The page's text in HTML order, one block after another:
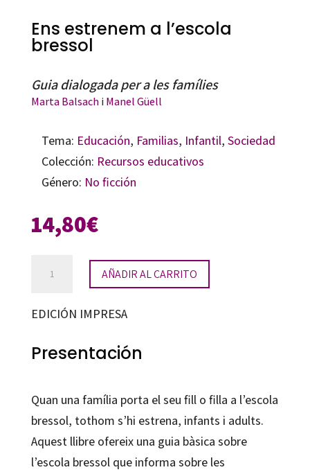
Ens estrenem a l’escola
bressol
Guia dialogada per a les famílies
Marta BalsachiManel Güell
Tema: Educación, Familias, Infantil, Sociedad
Colección: Recursos educativos
Género: No ficción
14,80€
a
bressol
AÑADIR AL CARRITO
EDICIÓN IMPRESA
Presentación
Quan una família porta el seu fill o filla a l’escola
bressol, tothom s’hi estrena, infants i adults.
Aquest llibre ofereix una guia bàsica sobre
l’escola bressol que informa sobre les